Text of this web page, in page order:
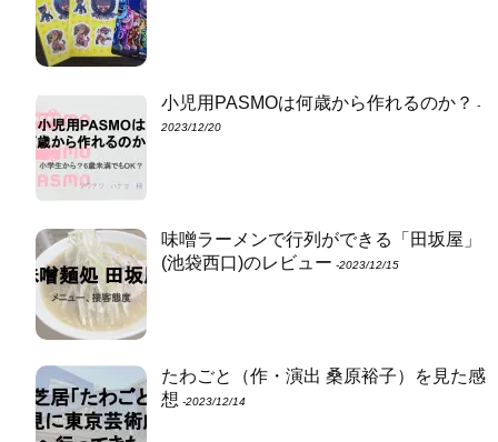
小児用PASMOは何歳から作れるのか？
‐
2023/12/20
味噌ラーメンで行列ができる「田坂屋」
(池袋西口)のレビュー ‐2023/12/15
たわごと（作・演出 桑原裕子）を見た感
想 ‐2023/12/14